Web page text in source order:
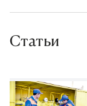
Статьи